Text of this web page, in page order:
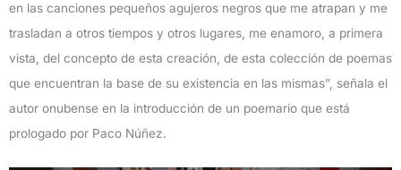
en las canciones pequeños agujeros negros que me atrapan y me
trasladan a otros tiempos y otros lugares, me enamoro, a primera
vista, del concepto de esta creación, de esta colección de poemas
que encuentran la base de su existencia en las mismas”, señala el
autor onubense en la introducción de un poemario que está
prologado por Paco Núñez.